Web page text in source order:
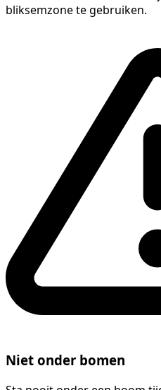
bliksemzone te gebruiken.
Niet onder bomen